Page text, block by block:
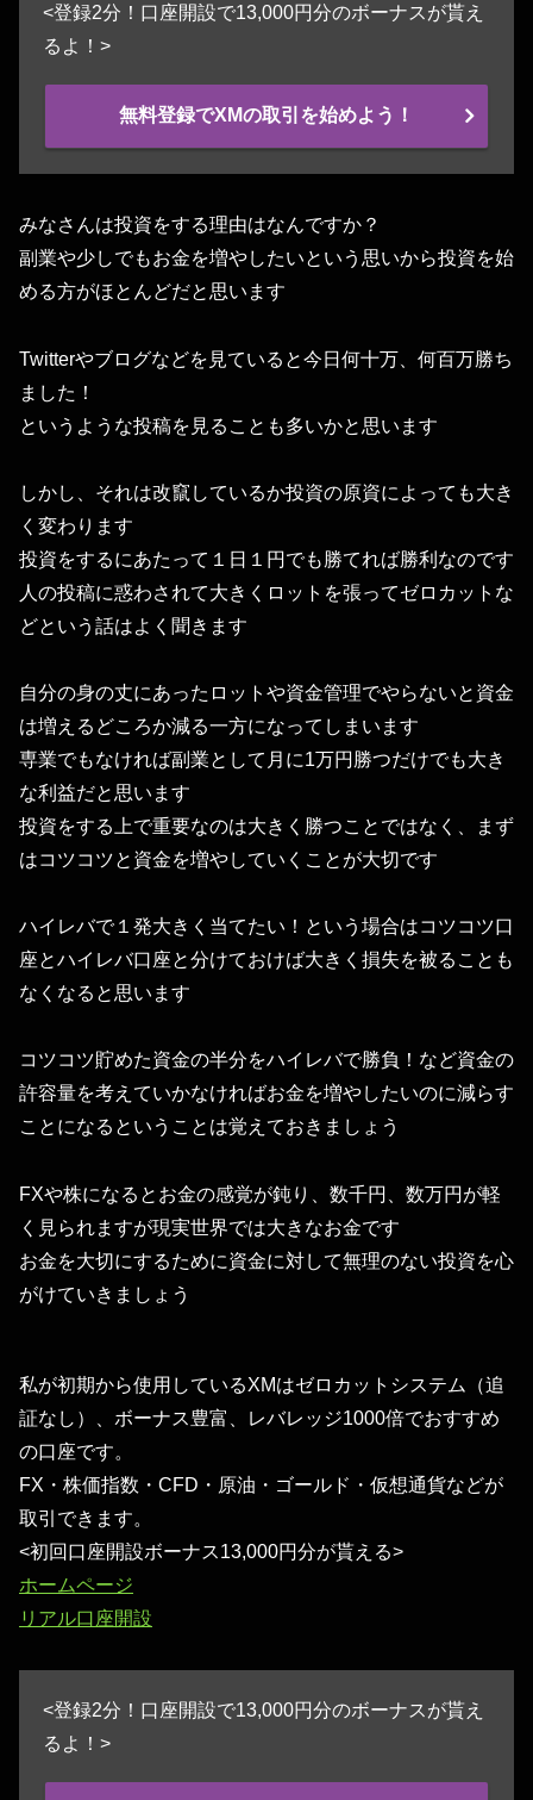
<登録2分！口座開設で13,000円分のボーナスが貰え
るよ！>
無料登録でXMの取引を始めよう！
みなさんは投資をする理由はなんですか？
副業や少しでもお金を増やしたいという思いから投資を始
める方がほとんどだと思います
Twitterやブログなどを見ていると今日何十万、何百万勝ち
ました！
というような投稿を見ることも多いかと思います
しかし、それは改竄しているか投資の原資によっても大き
く変わります
投資をするにあたって１日１円でも勝てれば勝利なのです
人の投稿に惑わされて大きくロットを張ってゼロカットな
どという話はよく聞きます
自分の身の丈にあったロットや資金管理でやらないと資金
は増えるどころか減る一方になってしまいます
専業でもなければ副業として月に1万円勝つだけでも大き
な利益だと思います
投資をする上で重要なのは大きく勝つことではなく、まず
はコツコツと資金を増やしていくことが大切です
ハイレバで１発大きく当てたい！という場合はコツコツ口
座とハイレバ口座と分けておけば大きく損失を被ることも
なくなると思います
コツコツ貯めた資金の半分をハイレバで勝負！など資金の
許容量を考えていかなければお金を増やしたいのに減らす
ことになるということは覚えておきましょう
FXや株になるとお金の感覚が鈍り、数千円、数万円が軽
く見られますが現実世界では大きなお金です
お金を大切にするために資金に対して無理のない投資を心
がけていきましょう
私が初期から使用しているXMはゼロカットシステム（追
証なし）、ボーナス豊富、レバレッジ1000倍でおすすめ
の口座です。
FX・株価指数・CFD・原油・ゴールド・仮想通貨などが
取引できます。
<初回口座開設ボーナス13,000円分が貰える>
ホームページ
リアル口座開設
<登録2分！口座開設で13,000円分のボーナスが貰え
るよ！>